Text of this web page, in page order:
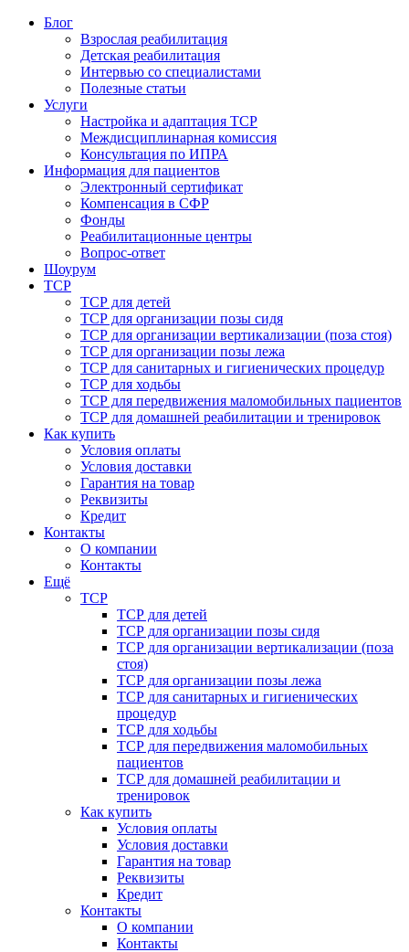
Блог
Взрослая реабилитация
Детская реабилитация
Интервью со специалистами
Полезные статьи
Услуги
Настройка и адаптация ТСР
Междисциплинарная комиссия
Консультация по ИПРА
Информация для пациентов
Электронный сертификат
Компенсация в СФР
Фонды
Реабилитационные центры
Вопрос-ответ
Шоурум
ТСР
ТСР для детей
ТСР для организации позы сидя
ТСР для организации вертикализации (поза стоя)
ТСР для организации позы лежа
ТСР для санитарных и гигиенических процедур
ТСР для ходьбы
ТСР для передвижения маломобильных пациентов
ТСР для домашней реабилитации и тренировок
Как купить
Условия оплаты
Условия доставки
Гарантия на товар
Реквизиты
Кредит
Контакты
О компании
Контакты
Ещё
ТСР
ТСР для детей
ТСР для организации позы сидя
ТСР для организации вертикализации (поза
стоя)
ТСР для организации позы лежа
ТСР для санитарных и гигиенических
процедур
ТСР для ходьбы
ТСР для передвижения маломобильных
пациентов
ТСР для домашней реабилитации и
тренировок
Как купить
Условия оплаты
Условия доставки
Гарантия на товар
Реквизиты
Кредит
Контакты
О компании
Контакты